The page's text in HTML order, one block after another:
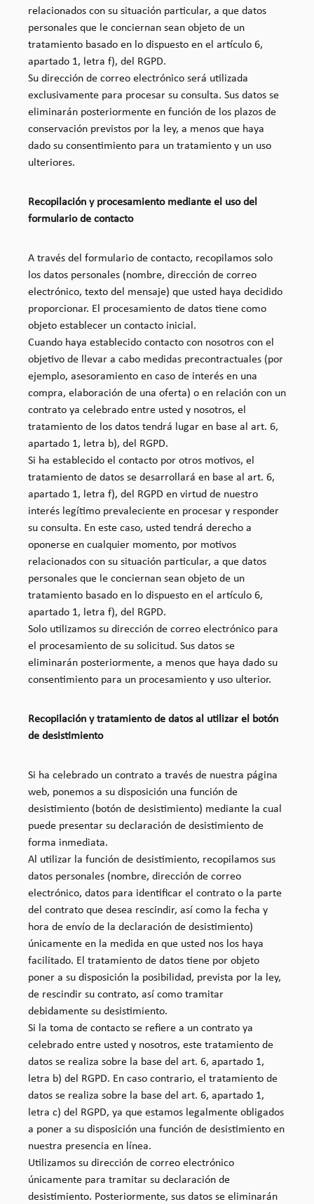
relacionados con su situación particular, a que datos
personales que le conciernan sean objeto de un
tratamiento basado en lo dispuesto en el artículo 6,
apartado 1, letra f), del RGPD.
Su dirección de correo electrónico será utilizada
exclusivamente para procesar su consulta. Sus datos se
eliminarán posteriormente en función de los plazos de
conservación previstos por la ley, a menos que haya
dado su consentimiento para un tratamiento y un uso
ulteriores.
Recopilación y procesamiento mediante el uso del
formulario de contacto
A través del formulario de contacto, recopilamos solo
los datos personales (nombre, dirección de correo
electrónico, texto del mensaje) que usted haya decidido
proporcionar. El procesamiento de datos tiene como
objeto establecer un contacto inicial.
Cuando haya establecido contacto con nosotros con el
objetivo de llevar a cabo medidas precontractuales (por
ejemplo, asesoramiento en caso de interés en una
compra, elaboración de una oferta) o en relación con un
contrato ya celebrado entre usted y nosotros, el
tratamiento de los datos tendrá lugar en base al art. 6,
apartado 1, letra b), del RGPD.
Si ha establecido el contacto por otros motivos, el
tratamiento de datos se desarrollará en base al art. 6,
apartado 1, letra f), del RGPD en virtud de nuestro
interés legítimo prevaleciente en procesar y responder
su consulta. En este caso, usted tendrá derecho a
oponerse en cualquier momento, por motivos
relacionados con su situación particular, a que datos
personales que le conciernan sean objeto de un
tratamiento basado en lo dispuesto en el artículo 6,
apartado 1, letra f), del RGPD.
Solo utilizamos su dirección de correo electrónico para
el procesamiento de su solicitud. Sus datos se
eliminarán posteriormente, a menos que haya dado su
consentimiento para un procesamiento y uso ulterior.
Recopilación y tratamiento de datos al utilizar el botón
de desistimiento
Si ha celebrado un contrato a través de nuestra página
web, ponemos a su disposición una función de
desistimiento (botón de desistimiento) mediante la cual
puede presentar su declaración de desistimiento de
forma inmediata.
Al utilizar la función de desistimiento, recopilamos sus
datos personales (nombre, dirección de correo
electrónico, datos para identificar el contrato o la parte
del contrato que desea rescindir, así como la fecha y
hora de envío de la declaración de desistimiento)
únicamente en la medida en que usted nos los haya
facilitado. El tratamiento de datos tiene por objeto
poner a su disposición la posibilidad, prevista por la ley,
de rescindir su contrato, así como tramitar
debidamente su desistimiento.
Si la toma de contacto se refiere a un contrato ya
celebrado entre usted y nosotros, este tratamiento de
datos se realiza sobre la base del art. 6, apartado 1,
letra b) del RGPD. En caso contrario, el tratamiento de
datos se realiza sobre la base del art. 6, apartado 1,
letra c) del RGPD, ya que estamos legalmente obligados
a poner a su disposición una función de desistimiento en
nuestra presencia en línea.
Utilizamos su dirección de correo electrónico
únicamente para tramitar su declaración de
desistimiento. Posteriormente, sus datos se eliminarán